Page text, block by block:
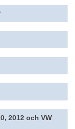
2012 och VW